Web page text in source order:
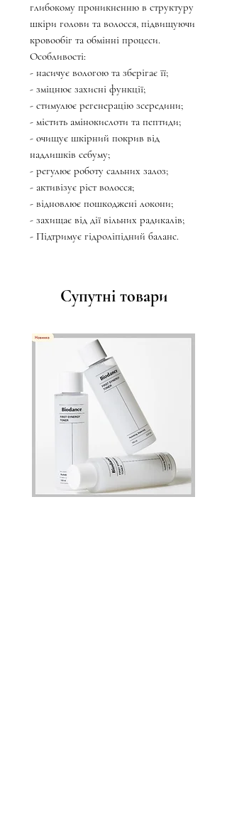
глибокому проникненню в структуру
шкіри голови та волосся, підвищуючи
кровообіг та обмінні процеси.
Особливості:
- насичує вологою та зберігає її;
- зміцнює захисні функції;
- стимулює регенерацію зсередини;
- містить амінокислоти та пептиди;
- очищує шкірний покрив від
надлишків себуму;
- регулює роботу сальних залоз;
- активізує ріст волосся;
- відновлює пошкоджені локони;
- захищає від дії вільних радикалів;
- Підтримує гідроліпідний баланс.
Супутні товари